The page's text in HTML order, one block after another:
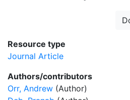
Resource type
Journal Article
Authors/contributors
Orr, Andrew (Author)